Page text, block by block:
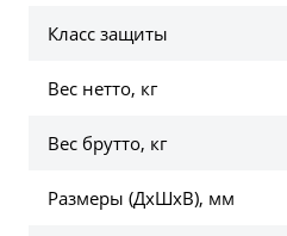
Класс защиты
Вес нетто, кг
Вес брутто, кг
Размеры (ДхШхВ), мм